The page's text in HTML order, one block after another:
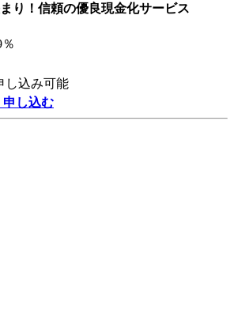
り！信頼の優良現金化サービス
し込み可能
申し込む